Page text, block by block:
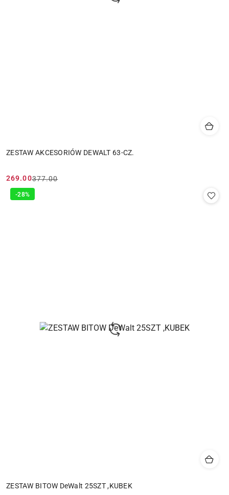
ZESTAW AKCESORIÓW DEWALT 63-CZ.
Cena
promocyjna:
269.00
Cena
przed
377.00
ZESTAW BITOW DeWalt 25SZT ,KUBEK
-28%